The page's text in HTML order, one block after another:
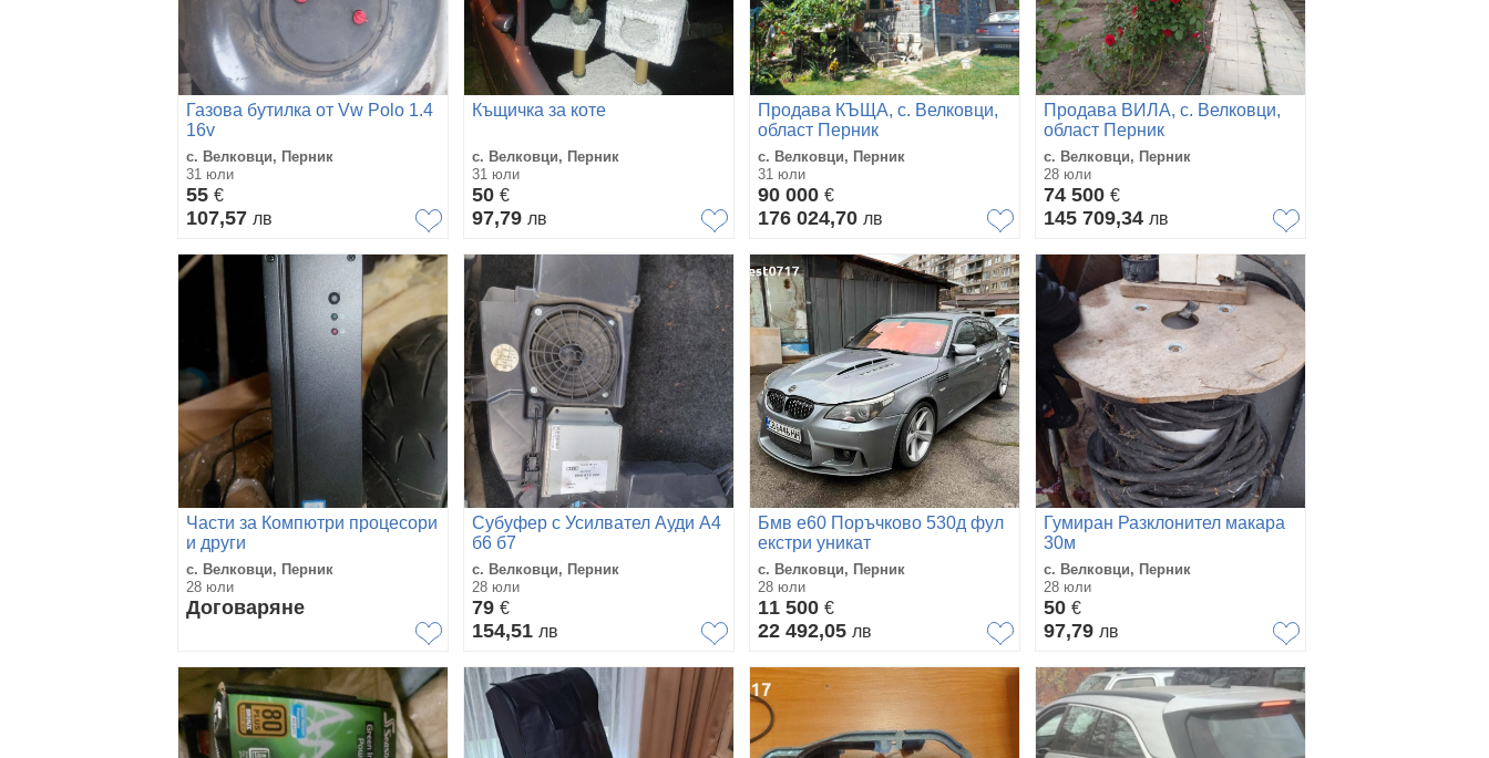
Газова бутилка от Vw Polo 1.4
16v
с. Велковци, Перник
31 юли
55 €
107,57 лв
Къщичка за коте
с. Велковци, Перник
31 юли
50 €
97,79 лв
Продава КЪЩА, с. Велковци,
област Перник
с. Велковци, Перник
31 юли
90 000 €
176 024,70 лв
Продава ВИЛА, с. Велковци,
област Перник
с. Велковци, Перник
28 юли
74 500 €
145 709,34 лв
Части за Компютри процесори
и други
с. Велковци, Перник
28 юли
Договаряне
Субуфер с Усилвател Ауди А4
б6 б7
с. Велковци, Перник
28 юли
79 €
154,51 лв
Бмв е60 Поръчково 530д фул
екстри уникат
с. Велковци, Перник
28 юли
11 500 €
22 492,05 лв
Гумиран Разклонител макара
30м
с. Велковци, Перник
28 юли
50 €
97,79 лв